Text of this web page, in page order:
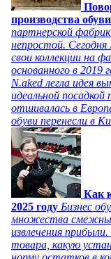
производства
партнерской
непростой.
свои коллекции на
основанного в 2019
N.aked легла идея
идеальной посадкой
отшивалась в
обуви перенесли в
Как
2025 году Бизнес
множества
извлечения
товара, какую